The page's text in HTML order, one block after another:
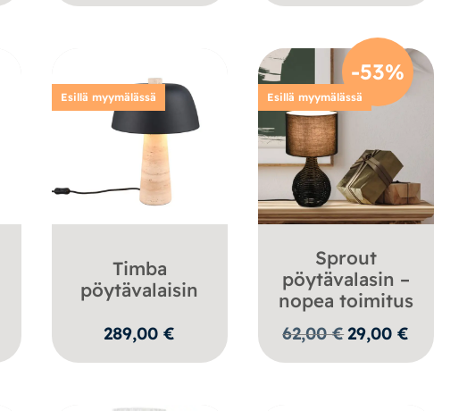
Esillä myymälässä
Timba
pöytävalaisin
289,00€
-53%
Esillä myymälässä
Sprout
pöytävalasin –
nopea toimitus
62,00€ Alkuperäinen
29,00€
hinta